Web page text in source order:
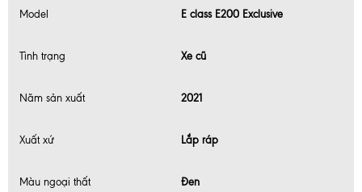
Model E class E200 Exclusive
Tình trạng Xe cũ
Năm sản xuất 2021
Xuất xứ Lắp ráp
Màu ngoại thất Đen